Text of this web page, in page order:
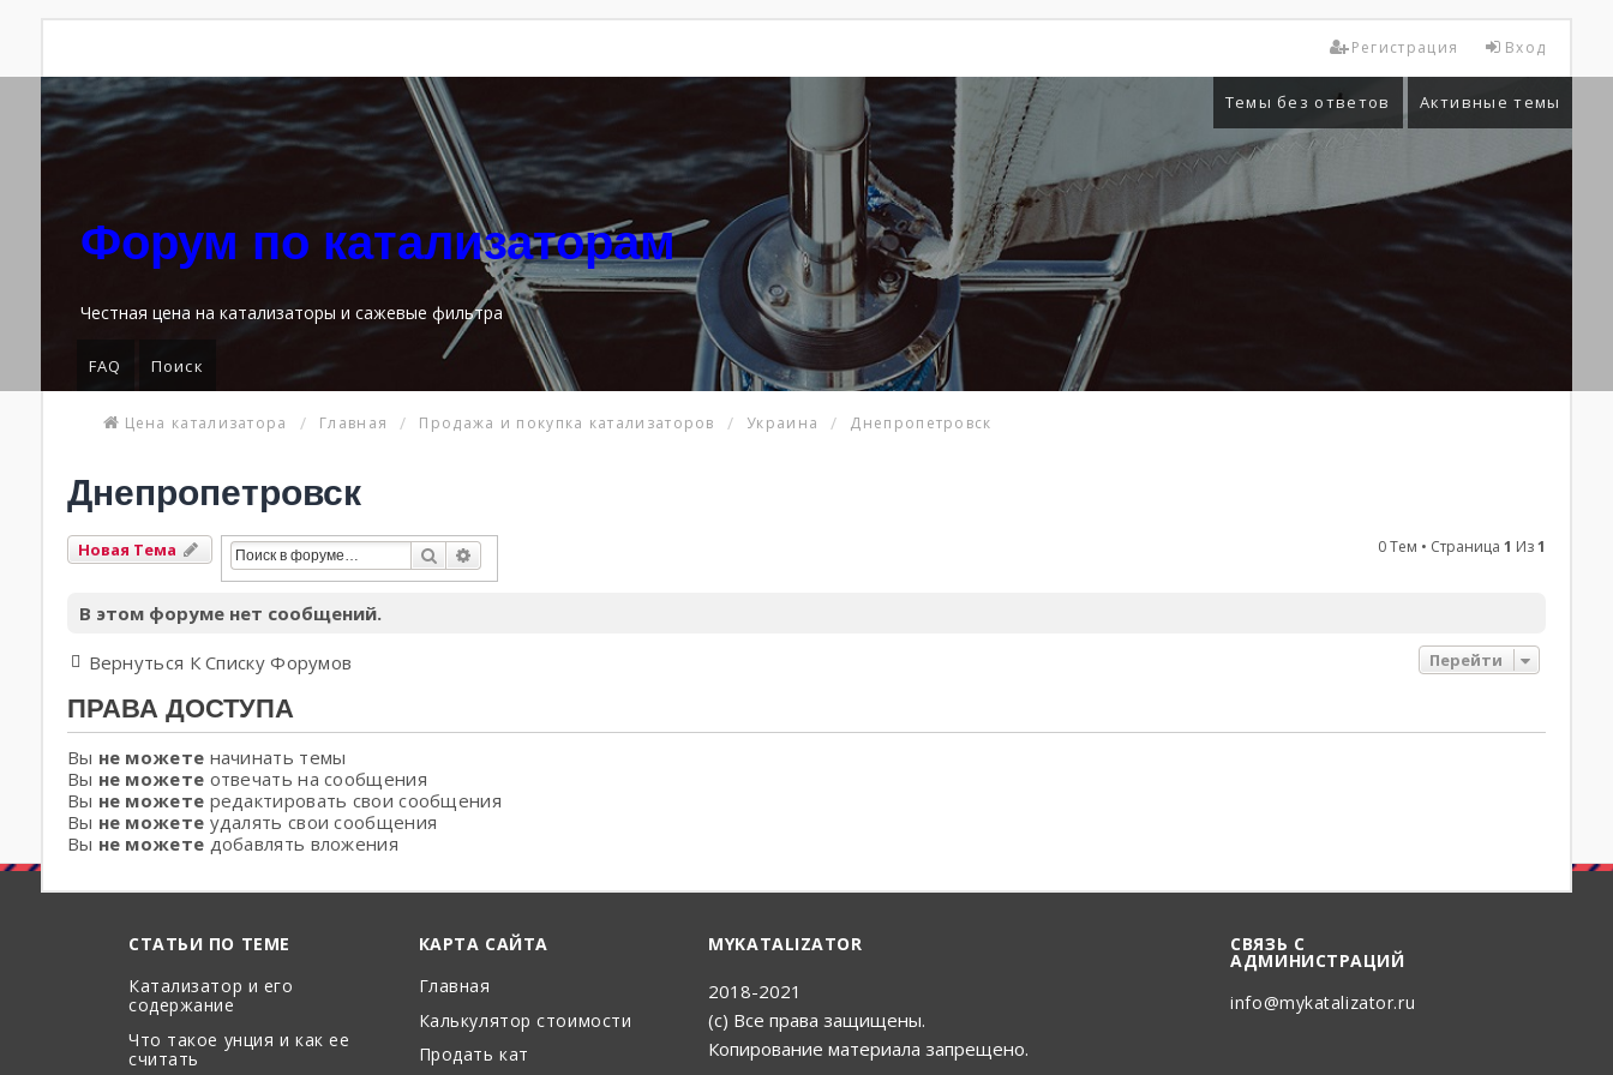
Вход
Регистрация
Темы без ответов Активные темы
Форум по катализаторам
Честная цена на катализаторы и сажевые фильтра
FAQ Поиск
Цена катализатора Главная Продажа и покупка катализаторов Украина Днепропетровск
Днепропетровск
Новая Тема Поиск 0 Тем • Страница1 Из1
В этом форуме нет сообщений.
Вернуться К Списку Форумов Перейти
ПРАВА ДОСТУПА
Вы не можете начинать темы
Вы не можете отвечать на сообщения
Вы не можете редактировать свои сообщения
Вы не можете удалять свои сообщения
Вы не можете добавлять вложения
СТАТЬИ ПО ТЕМЕ
Катализатор и его
содержание
Что такое унция и как ее
считать
КАРТА САЙТА
Главная
Калькулятор стоимости
Продать кат
MYKATALIZATOR
2018-2021
(с) Все права защищены.
Копирование материала запрещено.
СВЯЗЬ С
АДМИНИСТРАЦИЙ
info@mykatalizator.ru